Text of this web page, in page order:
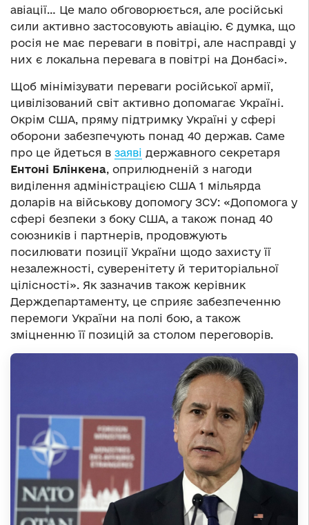
авіації… Це мало обговорюється, але російські
сили активно застосовують авіацію. Є думка, що
росія не має переваги в повітрі, але насправді у
них є локальна перевага в повітрі на Донбасі».
Щоб мінімізувати переваги російської армії,
цивілізований світ активно допомагає Україні.
Окрім США, пряму підтримку Україні у сфері
оборони забезпечують понад 40 держав. Саме
про це йдеться в заяві державного секретаря
Ентоні Блінкена , оприлюдненій з нагоди
виділення адміністрацією США 1 мільярда
доларів на військову допомогу ЗСУ: «Допомога у
сфері безпеки з боку США, а також понад 40
союзників і партнерів, продовжують
посилювати позиції України щодо захисту її
незалежності, суверенітету й територіальної
цілісності». Як зазначив також керівник
Держдепартаменту, це сприяє забезпеченню
перемоги України на полі бою, а також
зміцненню її позицій за столом переговорів.